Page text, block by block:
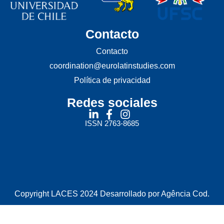
Contacto
Contacto
coordination@eurolatinstudies.com
Política de privacidad
Redes sociales
ISSN 2763-8685
Copyright LACES 2024 Desarrollado por Agência Cod.